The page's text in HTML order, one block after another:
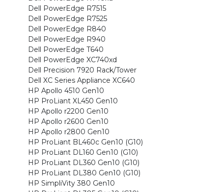
Dell PowerEdge R7515
Dell PowerEdge R7525
Dell PowerEdge R840
Dell PowerEdge R940
Dell PowerEdge T640
Dell PowerEdge XC740xd
Dell Precision 7920 Rack/Tower
Dell XC Series Appliance XC640
HP Apollo 4510 Gen10
HP ProLiant XL450 Gen10
HP Apollo r2200 Gen10
HP Apollo r2600 Gen10
HP Apollo r2800 Gen10
HP ProLiant BL460c Gen10 (G10)
HP ProLiant DL160 Gen10 (G10)
HP ProLiant DL360 Gen10 (G10)
HP ProLiant DL380 Gen10 (G10)
HP SimpliVity 380 Gen10